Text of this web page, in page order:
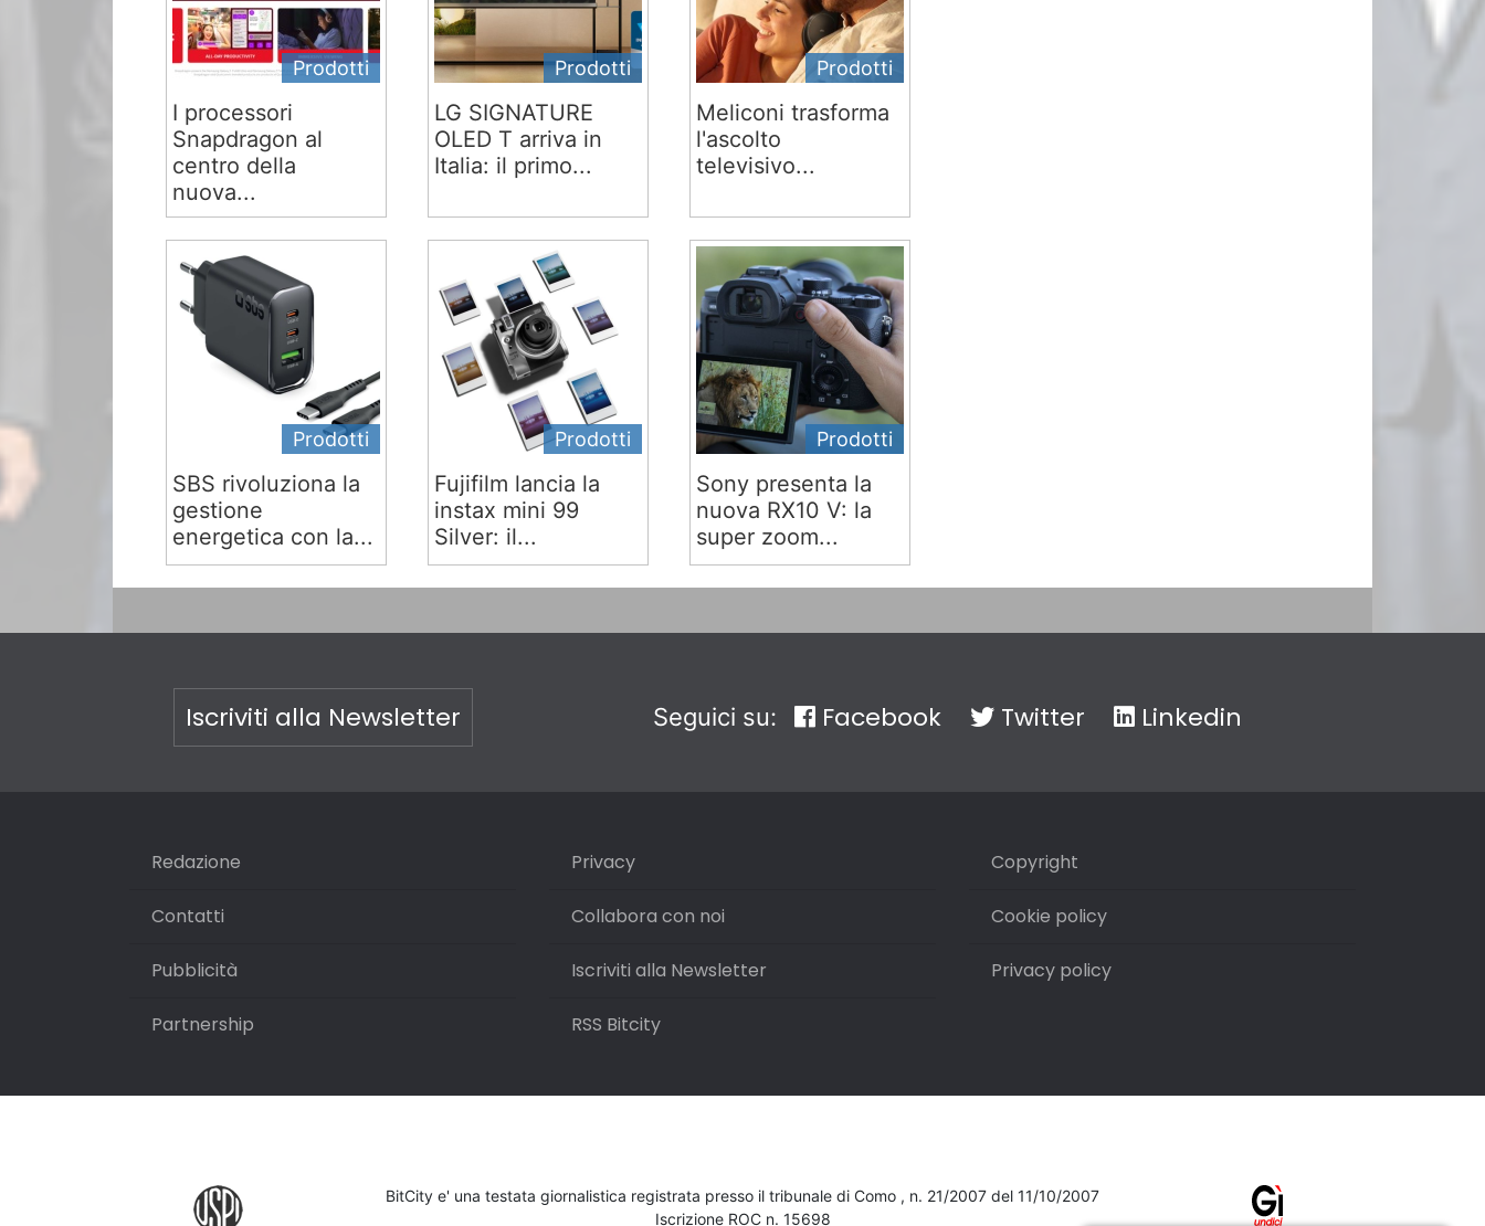
Prodotti
I processori
Snapdragon al
centro della
nuova...
Prodotti
LG SIGNATURE
OLED T arriva in
Italia: il primo...
Prodotti
Meliconi trasforma
l'ascolto
televisivo...
Prodotti
SBS rivoluziona la
gestione
energetica con la...
Prodotti
Fujifilm lancia la
instax mini 99
Silver: il...
Prodotti
Sony presenta la
nuova RX10 V: la
super zoom...
Iscriviti alla Newsletter Seguici su: Facebook Twitter Linkedin
Redazione
Contatti
Pubblicità
Partnership
Privacy
Collabora con noi
Iscriviti alla Newsletter
RSS Bitcity
Copyright
Cookie policy
Privacy policy
BitCity e' una testata giornalistica registrata presso il tribunale di Como , n. 21/2007 del 11/10/2007
Iscrizione ROC n. 15698